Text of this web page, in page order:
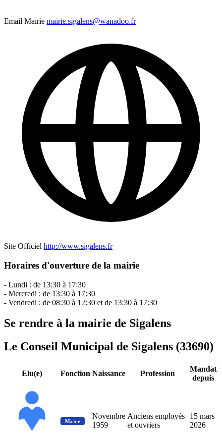
Email Mairie mairie.sigalens@wanadoo.fr
Site Officiel http://www.sigalens.fr
Horaires d'ouverture de la mairie
- Lundi : de 13:30 à 17:30
- Mercredi : de 13:30 à 17:30
- Vendredi : de 08:30 à 12:30 et de 13:30 à 17:30
Se rendre à la mairie de Sigalens
Le Conseil Municipal de Sigalens (33690)
Elu(e) Fonction Naissance Profession
Mandat
depuis
Maire
Novembre
1959
Anciens employés
et ouvriers
15 mars
2026